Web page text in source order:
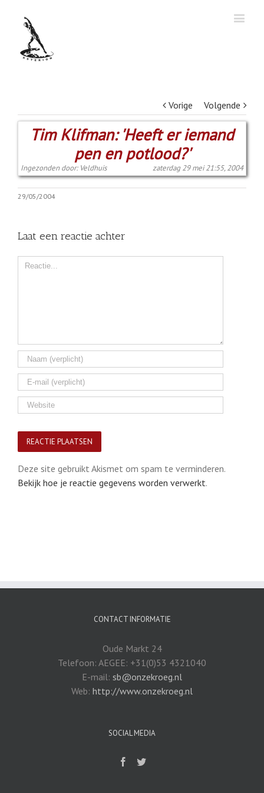
Vorige Volgende
Tim Klifman: 'Heeft er iemand
pen en potlood?'
Ingezonden door: Veldhuis zaterdag 29 mei 21:55, 2004
29/05/2004
Laat een reactie achter
Comment
Deze site gebruikt Akismet om spam te verminderen.
Bekijk hoe je reactie gegevens worden verwerkt.
CONTACT INFORMATIE
Oude Markt 24
Telefoon: AEGEE: +31(0)53 4321040
E-mail: sb@onzekroeg.nl
Web: http://www.onzekroeg.nl
SOCIAL MEDIA